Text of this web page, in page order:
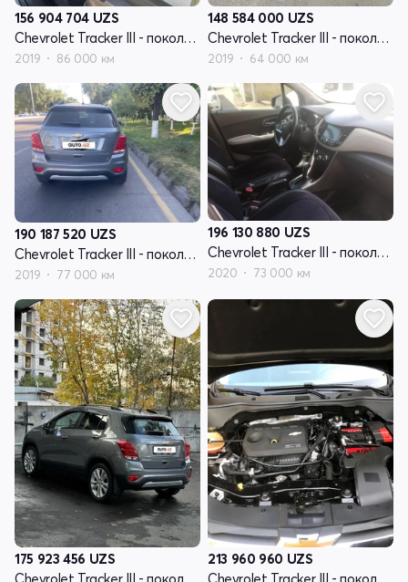
156 904 704 UZS
Chevrolet Tracker III - поколение рестайлинг
2019 86 000 км
148 584 000 UZS
Chevrolet Tracker III - поколение рестайлинг
2019 64 000 км
190 187 520 UZS
Chevrolet Tracker III - поколение рестайлинг
2019 77 000 км
196 130 880 UZS
Chevrolet Tracker III - поколение рестайлинг
2020 73 000 км
175 923 456 UZS
213 960 960 UZS